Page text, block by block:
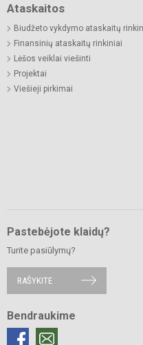
Ataskaitos
Biudžeto vykdymo ataskaitų
Finansinių ataskaitų rinkiniai
Lėšos veiklai viešinti
Projektai
Viešieji pirkimai
Pastebėjote klaidų?
Turite pasiūlymų?
RAŠYKITE
Bendraukime